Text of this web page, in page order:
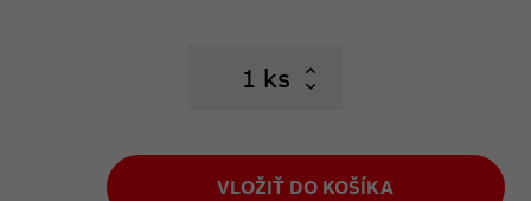
ks
VLOŽIŤ DO KOŠÍKA